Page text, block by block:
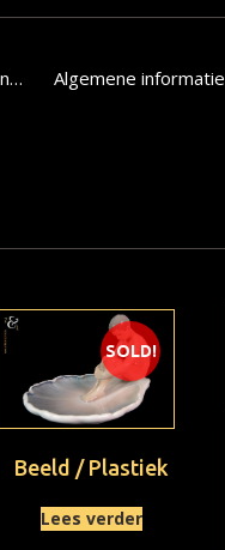
Algemene informatie
SOLD!
Beeld / Plastiek
Lees verder